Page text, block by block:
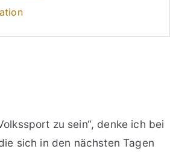
zu sein“, denke ich bei
sich in den nächsten Tagen